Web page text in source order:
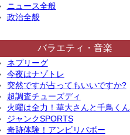
ニュース全般
政治全般
バラエティ・音楽
ネプリーグ
今夜はナゾトレ
突然ですが占ってもいいですか?
超調査チューズディ
火曜は全力！華大さんと千鳥くん
ジャンクSPORTS
奇跡体験！アンビリバボー